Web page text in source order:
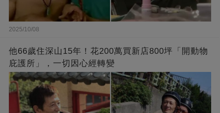
2025/10/08
他66歲住深山15年！花200萬買新店800坪「開動物
庇護所」，一切因心經轉變